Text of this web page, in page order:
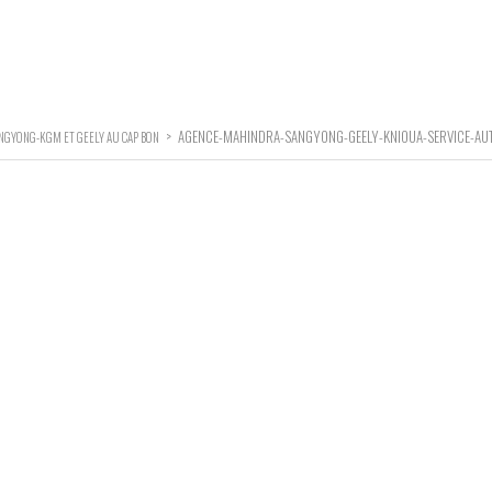
KGM ET GEELY AU CAP BON > AGENCE-MAHINDRA-SANGYONG-GEELY-KNIOUA-SERVICE-